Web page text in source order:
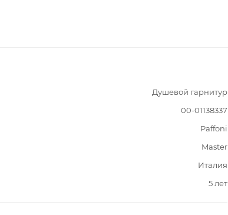
Душевой гарнитур
00-01138337
Paffoni
Master
Италия
5 лет